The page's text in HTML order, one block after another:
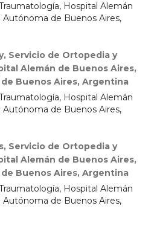
Hospital Alemán
Autónoma de Buenos Aires,
Servicio de Ortopedia y
Alemán de Buenos Aires,
Buenos Aires, Argentina
Hospital Alemán
Autónoma de Buenos Aires,
Servicio de Ortopedia y
Alemán de Buenos Aires,
Buenos Aires, Argentina
Hospital Alemán
Autónoma de Buenos Aires,